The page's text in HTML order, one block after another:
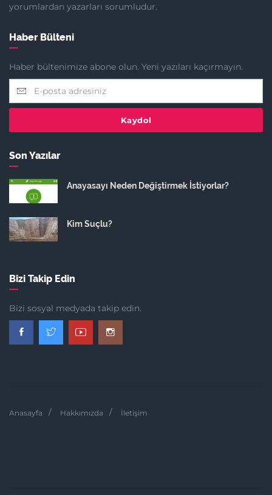
yorumlardan yazarları sorumludur.
Haber Bülteni
Haber bültenimize abone olun. Yeni yazıları kaçırmayın.
Kaydol
Son Yazılar
Anayasayı Neden Değiştirmek İstiyorlar?
Kim Suçlu?
Bizi Takip Edin
Bizi sosyal medyada takip edin.
Anasayfa Hakkımızda İletişim